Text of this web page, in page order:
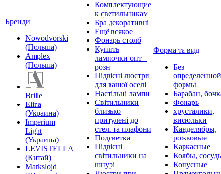
Бренди
Nowodvorski
(Польша)
Amplex
(Польша)
Brille
Elina
(Украина)
Imperium
Light
(Украина)
LEVISTELLA
(Китай)
Markslojd
Комплектующие
к светильникам
Бра декоративні
Ещё всякое
Фонарь столб
Купить
лампочки опт –
розн
Підвісні люстри
для вашої оселі
Настільні лампи
Світильники
близько
притулені до
стелі та плафони
Подсветка
Підвісні
світильники на
шнурі
Форма та вид
Без
определенной
формы
Барабан,
Фонарь
хрусталики,
висюльки
Канделябры,
рожковые
Каркасные
Колбы,
Конусные